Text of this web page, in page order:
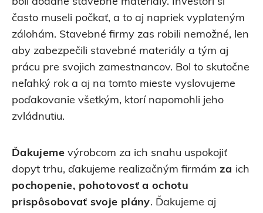
často museli počkať, a to aj napriek vyplateným
zálohám. Stavebné firmy zas robili nemožné, len
aby zabezpečili stavebné materiály a tým aj
prácu pre svojich zamestnancov. Bol to skutočne
neľahký rok a aj na tomto mieste vyslovujeme
poďakovanie všetkým, ktorí napomohli jeho
zvládnutiu.
Ďakujemevýrobcom za ich snahu uspokojiť
dopyt trhu, ďakujeme realizačným firmám za ich
pochopenie, pohotovosť a ochotu
prispôsobovať svoje plány. Ďakujeme aj